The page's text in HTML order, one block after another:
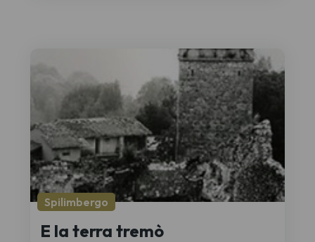
Spilimbergo
E la terra tremò